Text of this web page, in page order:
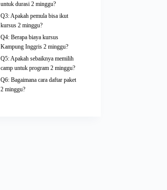
untuk durasi 2 minggu?
Q3: Apakah pemula bisa ikut
kursus 2 minggu?
Q4: Berapa biaya kursus
Kampung Inggris 2 minggu?
Q5: Apakah sebaiknya memilih
camp untuk program 2 minggu?
Q6: Bagaimana cara daftar paket
2 minggu?